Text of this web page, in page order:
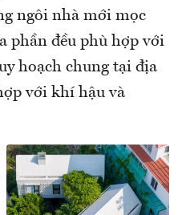
ngôi nhà mới mọc
phần đều phù hợp với
hoạch chung tại địa
với khí hậu và